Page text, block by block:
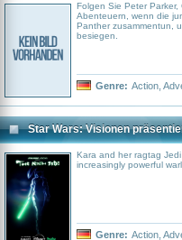
Folgen Sie Peter
Abenteuern, wenn die
Panther zusammentun,
besiegen.
Genre: Action
Star Wars: Visionen
Kara and her ragtag
increasingly powerful
Genre: Action